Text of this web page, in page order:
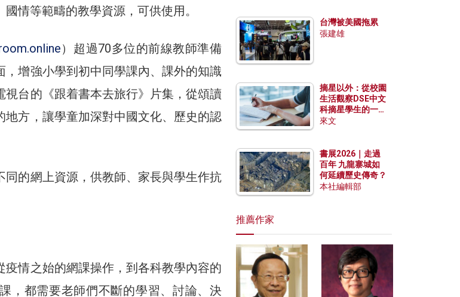
情等範疇的教學資源，可供使用。
）超過70多位的前線教師準備
增強小學到初中同學課內、課外的知識
視台的《跟着書本去旅行》片集，從頌讀
方，讓學童加深對中國文化、歷史的認
的網上資源，供教師、家長與學生作抗
情之始的網課操作，到各科教學內容的
，都需要老師們不斷的學習、討論、決
台灣被美國拖累
張建雄
摘星以外：從校園
生活觀察DSE中文
科摘星學生的一點
特質
來文
書展2026｜走過
百年 九龍寨城如
何延續歷史傳奇？
本社編輯部
推薦作家